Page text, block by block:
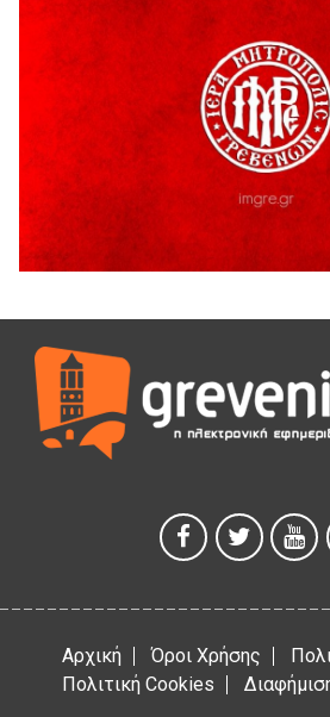
5 Αυγούστου 2026
Ο ΑΝΔΡΕΑΣ ΑΣΛΑΝΙΔΗΣ ΣΥΝΕΧΙΖΕΙ
ΓΡΕΒΕΝΩΝ
5 Αυγούστου 2026
Ευχαριστήριο Εκπολιτιστικού
Παρασχάκη Αθανάσιο
5 Αυγούστου 2026
Διακοπή υδροδότησης του Α΄
5 Αυγούστου 2026
Θερινό Σινεμά στο πλαίσιο του
Καλοκαιριού 2026» με την
Ανάσες».
5 Αυγούστου 2026
5 Αυγούστου 2026
Αρχική Όροι Χρήσης
Πολιτική Cookies